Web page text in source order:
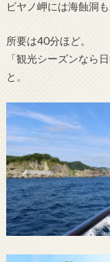
ビヤノ岬には海蝕洞
所要は40分ほど。
「観光シーズンなら
と。